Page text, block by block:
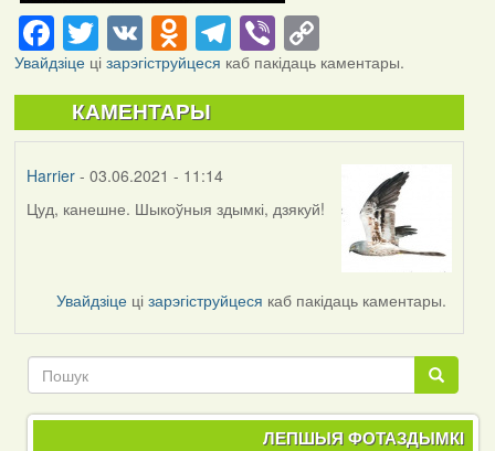
Facebook
Twitter
VKOdnoklassniki
Telegram
ViberCopy
Link
Увайдзіцеці зарэгіструйцеся каб пакідаць каментары.
КАМЕНТАРЫ
Harrier- 03.06.2021 - 11:14
Цуд, канешне. Шыкоўныя здымкі, дзякуй!
Увайдзіце цізарэгіструйцеся каб пакідаць каментары.
Пошук
Пошук
ЛЕПШЫЯ ФОТАЗДЫМКІ